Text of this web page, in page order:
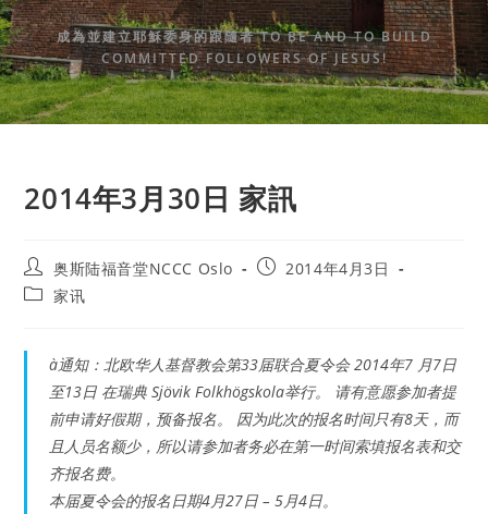
成為並建立耶穌委身的跟隨者 TO BE AND TO BUILD
COMMITTED FOLLOWERS OF JESUS!
2014年3月30日 家訊
Post
author:
奥斯陆福音堂NCCC Oslo
Post2014年4月3日
Post家讯
à通知：北欧华人基督教会第33届联合夏令会 2014年7 月7日
至13日 在瑞典 Sjövik Folkhögskola举行。 请有意愿参加者提
前申请好假期，预备报名。 因为此次的报名时间只有8天，而
且人员名额少，所以请参加者务必在第一时间索填报名表和交
齐报名费。
本届夏令会的报名日期4月27日 – 5月4日。